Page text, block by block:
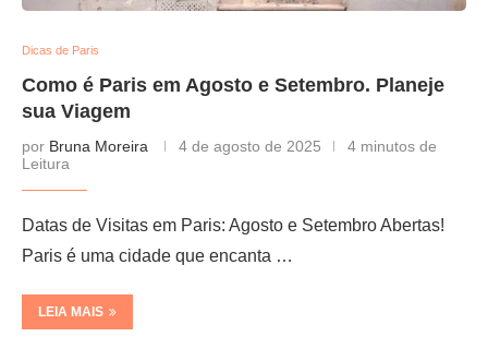
Dicas de Paris
Como é Paris em Agosto e Setembro. Planeje
sua Viagem
por Bruna Moreira 4 de agosto de 2025
4 minutos de
Leitura
Datas de Visitas em Paris: Agosto e Setembro Abertas!
Paris é uma cidade que encanta …
LEIA MAIS